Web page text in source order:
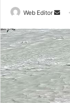
Web Editor
n
d
a
n
e
m